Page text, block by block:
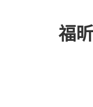
福